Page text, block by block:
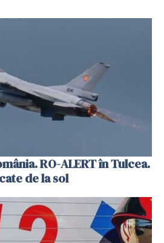
RO-ALERT în Tulcea.
de la sol